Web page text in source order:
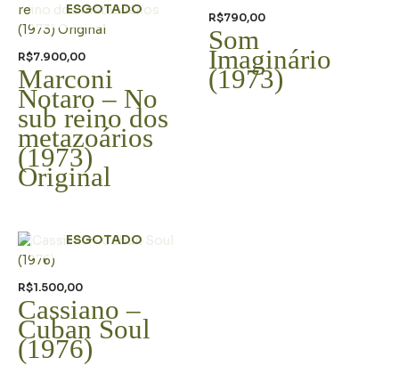
ESGOTADO
R$7.900,00
Marconi
Notaro – No
sub reino dos
metazoários
(1973)
Original
R$790,00
Som
Imaginário
(1973)
ESGOTADO
R$1.500,00
Cassiano –
Cuban Soul
(1976)